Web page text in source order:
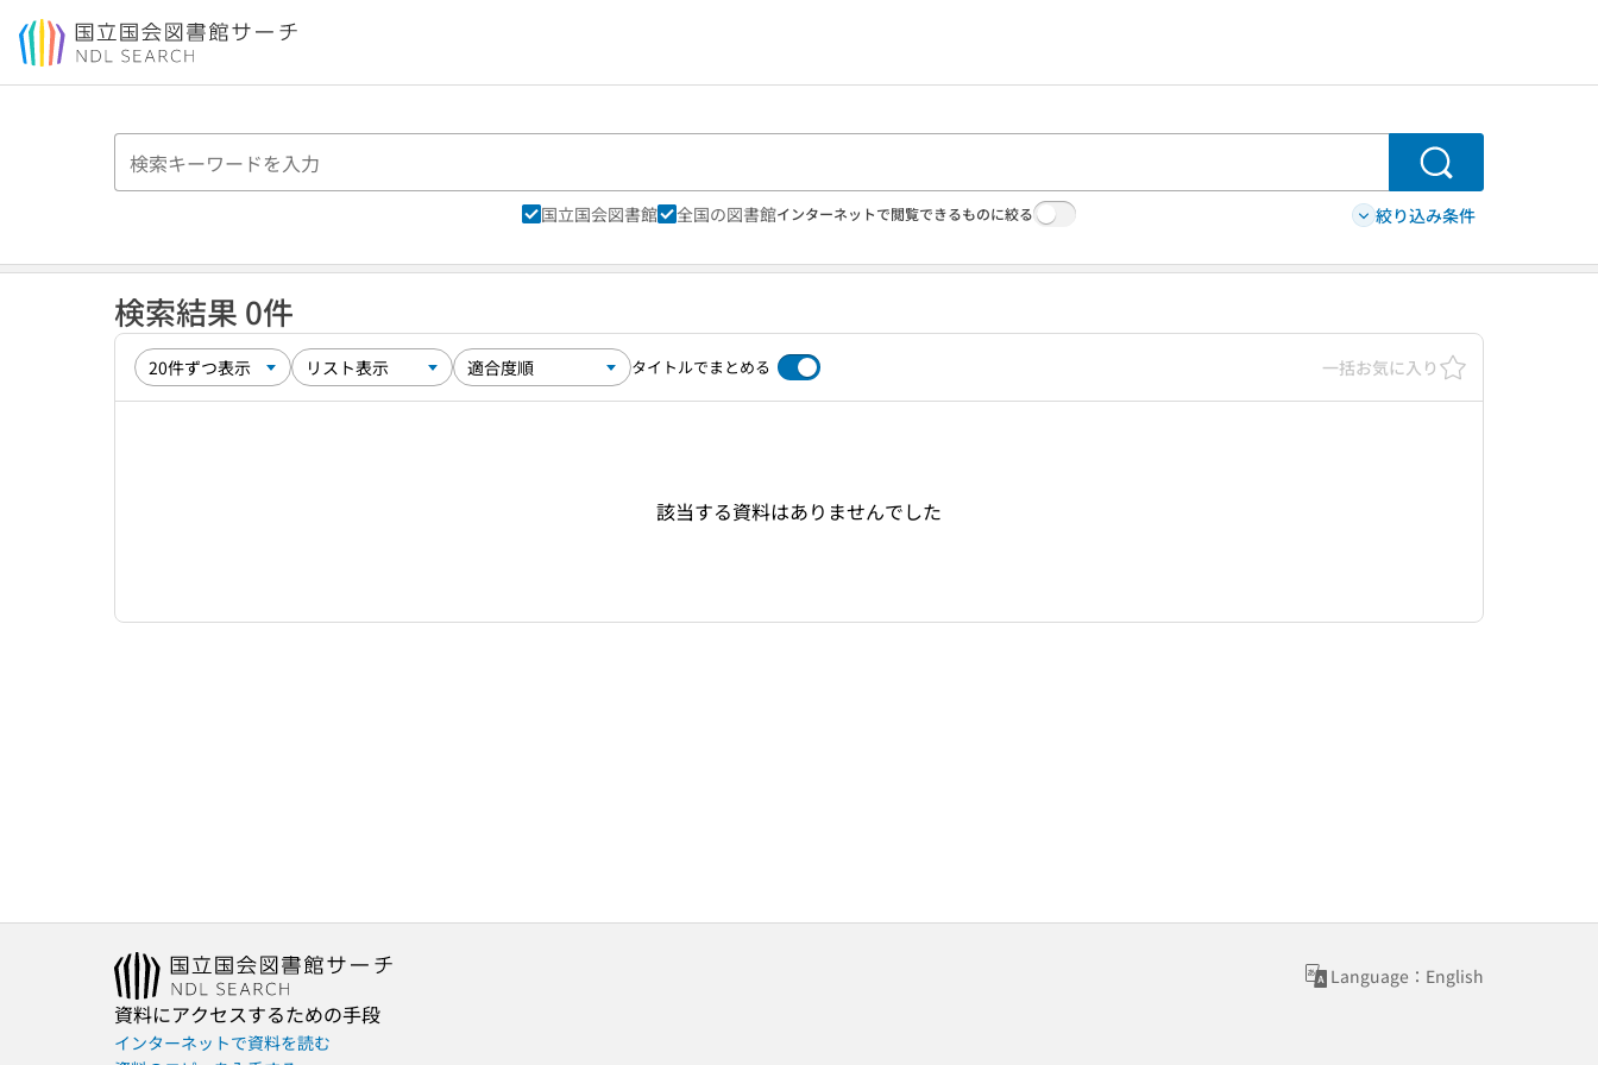
本文へ移動
検索
国立国会図書館 全国の図書館インターネットで閲覧できるものに絞る 絞り込み条件
検索結果 0件
タイトルでまとめる 一括お気に入り
該当する資料はありませんでした
Language：English
資料にアクセスするための手段
インターネットで資料を読む